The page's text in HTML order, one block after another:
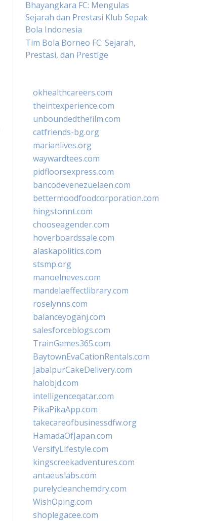
Bhayangkara FC: Mengulas
Sejarah dan Prestasi Klub Sepak
Bola Indonesia
Tim Bola Borneo FC: Sejarah,
Prestasi, dan Prestige
okhealthcareers.com
theintexperience.com
unboundedthefilm.com
catfriends-bg.org
marianlives.org
waywardtees.com
pidfloorsexpress.com
bancodevenezuelaen.com
bettermoodfoodcorporation.com
hingstonnt.com
chooseagender.com
hoverboardssale.com
alaskapolitics.com
stsmp.org
manoelneves.com
mandelaeffectlibrary.com
roselynns.com
balanceyoganj.com
salesforceblogs.com
TrainGames365.com
BaytownEvaCationRentals.com
JabalpurCakeDelivery.com
halobjd.com
intelligenceqatar.com
PikaPikaApp.com
takecareofbusinessdfw.org
HamadaOfJapan.com
VersifyLifestyle.com
kingscreekadventures.com
antaeuslabs.com
purelycleanchemdry.com
WishOping.com
shoplegacee.com